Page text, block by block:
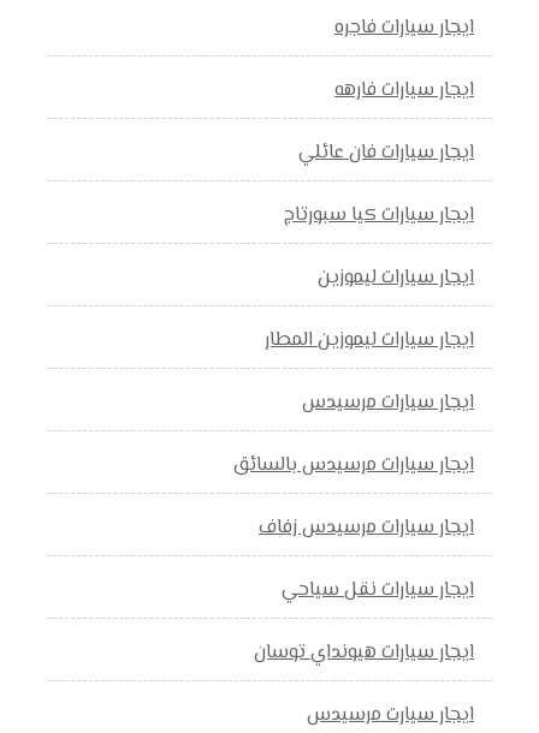
ايجار سيارات فاجره
ايجار سيارات فارهه
ايجار سيارات فان عائلي
ايجار سيارات كيا سبورتاج
ايجار سيارات ليموزين
ايجار سيارات ليموزين المطار
ايجار سيارات مرسيدس
ايجار سيارات مرسيدس بالسائق
ايجار سيارات مرسيدس زفاف
ايجار سيارات نقل سياحي
ايجار سيارات هيونداي توسان
ايجار سيارت مرسيدس